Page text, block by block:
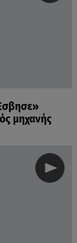
μηχανής